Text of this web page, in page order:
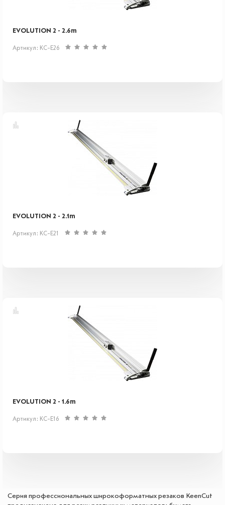
EVOLUTION 2 - 2.6m
Артикул: KC-E26
EVOLUTION 2 - 2.1m
Артикул: KC-E21
EVOLUTION 2 - 1.6m
Артикул: KC-E16
Серия профессиональных широкоформатных резаков KeenCut